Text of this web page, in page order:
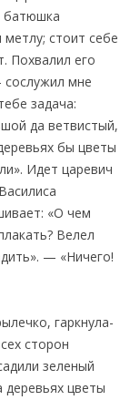
батюшка
стоит себе
Похвалил его
мне
задача:
да ветвистый,
бы цветы
Идет царевич
«О чем
Велел
— «Ничего!
гаркнула-
сторон
зеленый
деревьях цветы